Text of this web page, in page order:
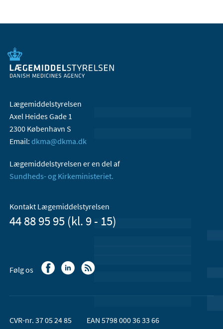
Lægemiddelstyrelsen
Axel Heides Gade 1
2300 København S
Email: dkma@dkma.dk
Lægemiddelstyrelsen er en del af
Sundheds- og Kirkeministeriet.
Kontakt Lægemiddelstyrelsen
44 88 95 95 (kl. 9 - 15)
Følg os
CVR-nr. 37 05 24 85 EAN 5798 000 36 33 66